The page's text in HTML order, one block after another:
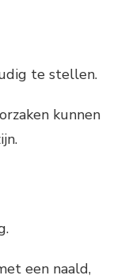
te stellen.
kunnen
een naald,